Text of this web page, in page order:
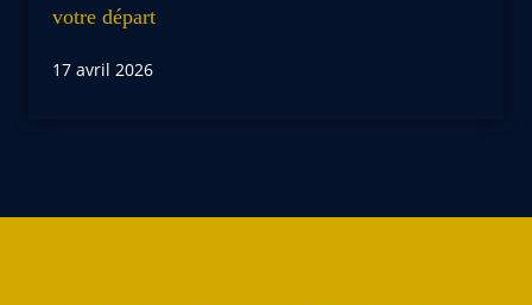
votre départ
17 avril 2026